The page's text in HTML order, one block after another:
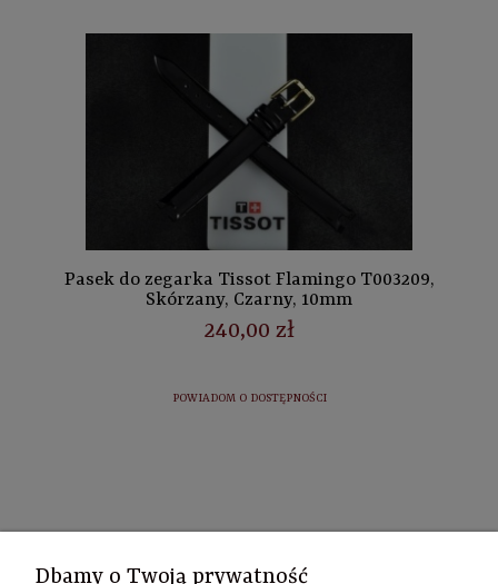
Pasek do zegarka Tissot Flamingo T003209,
Skórzany, Czarny, 10mm
240,00 zł
POWIADOM O DOSTĘPNOŚCI
Dbamy o Twoją prywatność